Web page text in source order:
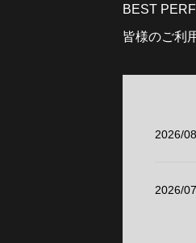
BEST
皆様のご利
2026/
2026/